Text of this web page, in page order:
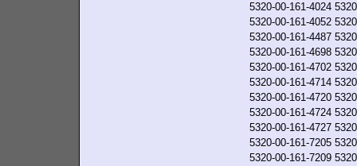
5320-00-161-4024
5320-00-161-4052
5320-00-161-4487
5320-00-161-4698
5320-00-161-4702
5320-00-161-4714
5320-00-161-4720
5320-00-161-4724
5320-00-161-4727
5320-00-161-7205
5320-00-161-7209